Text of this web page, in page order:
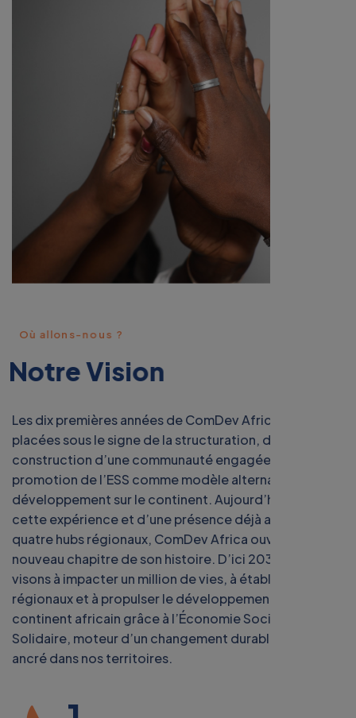
Où allons-nous ?
Notre Vision
Les dix premières années de ComDev Africa ont été
placées sous le signe de la structuration, de la
construction d’une communauté engagée et de la
promotion de l’ESS comme modèle alternatif de
développement sur le continent. Aujourd’hui, forte de
cette expérience et d’une présence déjà active dans
quatre hubs régionaux, ComDev Africa ouvre un
nouveau chapitre de son histoire. D’ici 2034, nous
visons à impacter un million de vies, à établir cinq hubs
régionaux et à propulser le développement du
continent africain grâce à l’Économie Sociale et
Solidaire, moteur d’un changement durable, inclusif et
ancré dans nos territoires.